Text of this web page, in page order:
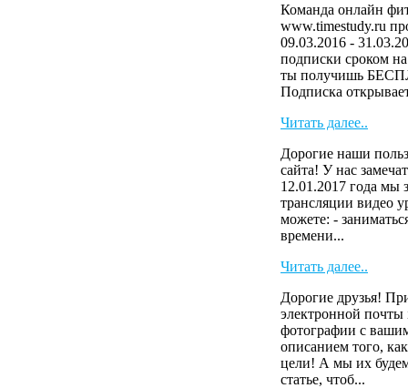
Команда онлайн
www.timestudy.ru
09.03.2016 -
подписки сроком
ты получишь
Подписка
Читать далее..
Дорогие наши
сайта! У нас
12.01.2017 года мы
трансляции видео
можете: -
времени...
Читать далее..
Дорогие друзья!
электронной почты
фотографии с
описанием того,
цели! А мы их
статье, чтоб...